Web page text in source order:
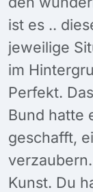
ist es ..
jeweilige
im
Perfekt.
Bund hatte
geschafft,
Kunst. Du